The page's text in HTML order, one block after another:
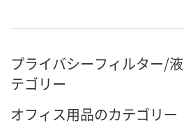
プライバシーフィルター/
テゴリー
オフィス用品のカテゴリー